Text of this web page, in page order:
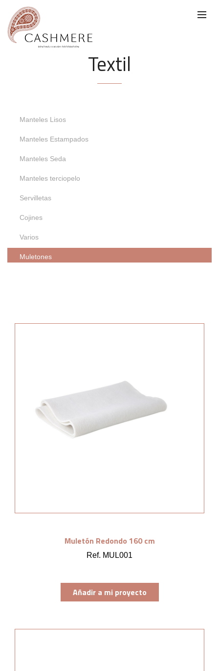
Textil
Manteles Lisos
Manteles Estampados
Manteles Seda
Manteles terciopelo
Servilletas
Cojines
Varios
Muletones
Muletón Redondo 160 cm
Ref. MUL001
Añadir a mi proyecto